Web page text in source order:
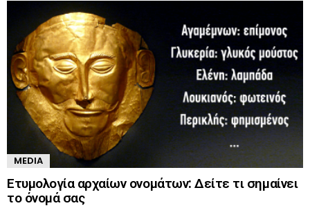
MEDIA
Ετυμολογία αρχαίων ονομάτων: Δείτε τι σημαίνει
το όνομά σας